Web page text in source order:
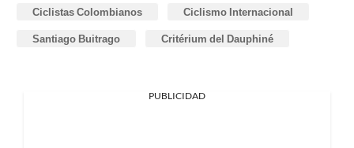
Ciclistas Colombianos Ciclismo Internacional
Santiago Buitrago Critérium del Dauphiné
PUBLICIDAD